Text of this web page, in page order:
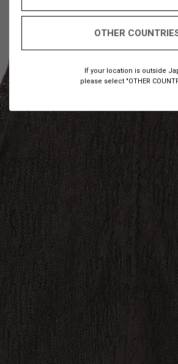
OTHER
If your location is outside
please select "OTHER